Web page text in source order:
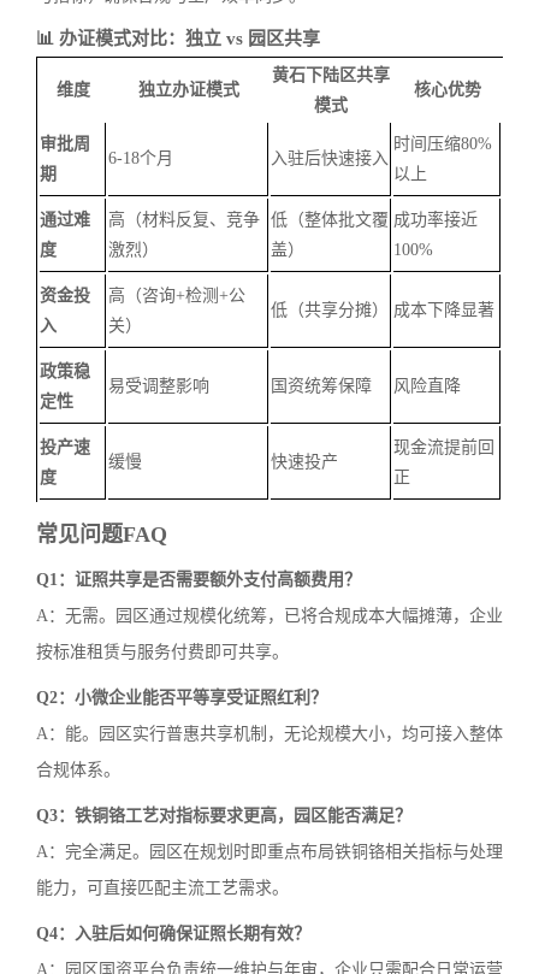
📊 办证模式对比：独立 vs 园区共享
维度 独立办证模式
黄石下陆区共享
模式
核心优势
审批周
期
6-18个月 入驻后快速接入
时间压缩80%
以上
通过难
度
高（材料反复、竞争
激烈）
低（整体批文覆
盖）
成功率接近
100%
资金投
入
高（咨询+检测+公
关）
低（共享分摊） 成本下降显著
政策稳
定性
易受调整影响 国资统筹保障 风险直降
投产速
度
缓慢 快速投产
现金流提前回
正
常见问题FAQ
Q1：证照共享是否需要额外支付高额费用？
A：无需。园区通过规模化统筹，已将合规成本大幅摊薄，企业
按标准租赁与服务付费即可共享。
Q2：小微企业能否平等享受证照红利？
A：能。园区实行普惠共享机制，无论规模大小，均可接入整体
合规体系。
Q3：铁铜铬工艺对指标要求更高，园区能否满足？
A：完全满足。园区在规划时即重点布局铁铜铬相关指标与处理
能力，可直接匹配主流工艺需求。
Q4：入驻后如何确保证照长期有效？
A：园区国资平台负责统一维护与年审，企业只需配合日常运营